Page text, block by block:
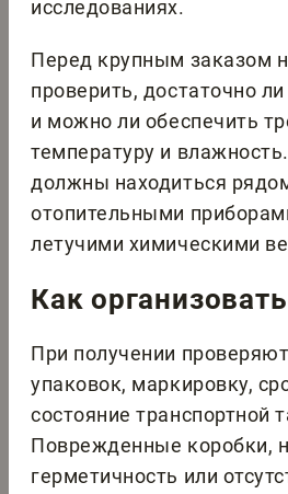
исследованиях.
Перед крупным заказом
проверить, достаточно
и можно ли обеспечить
температуру и
должны находиться
отопительными
летучими химическими
Как
При получении
упаковок, маркировку,
состояние транспортной
Поврежденные коробки,
герметичность или